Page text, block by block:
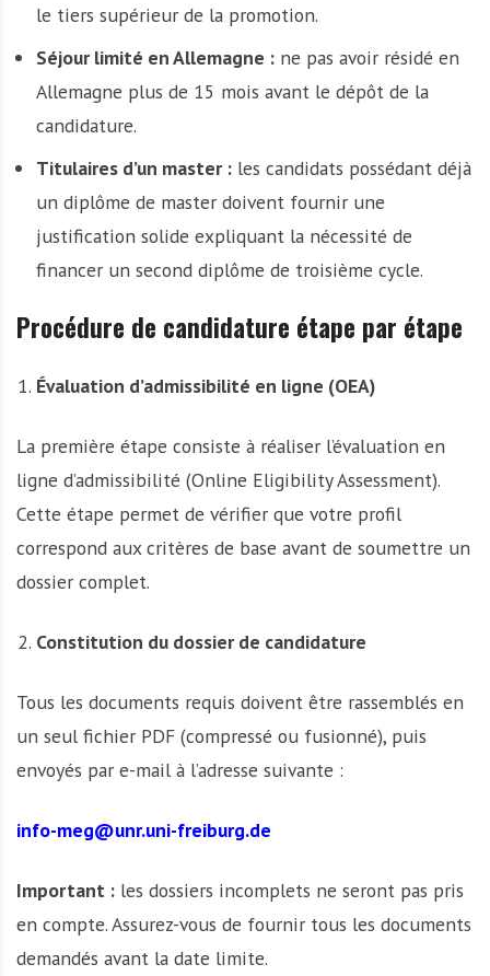
le tiers supérieur de la promotion.
Séjour limité en Allemagne :ne pas avoir résidé en
Allemagne plus de 15 mois avant le dépôt de la
candidature.
Titulaires d’un master :les candidats possédant déjà
un diplôme de master doivent fournir une
justification solide expliquant la nécessité de
financer un second diplôme de troisième cycle.
Procédure de candidature étape par étape
Évaluation d’admissibilité en ligne (OEA)
La première étape consiste à réaliser l’évaluation en
ligne d’admissibilité (Online Eligibility Assessment).
Cette étape permet de vérifier que votre profil
correspond aux critères de base avant de soumettre un
dossier complet.
Constitution du dossier de candidature
Tous les documents requis doivent être rassemblés en
un seul fichier PDF (compressé ou fusionné), puis
envoyés par e-mail à l’adresse suivante :
info-meg@unr.uni-freiburg.de
Important : les dossiers incomplets ne seront pas pris
en compte. Assurez-vous de fournir tous les documents
demandés avant la date limite.